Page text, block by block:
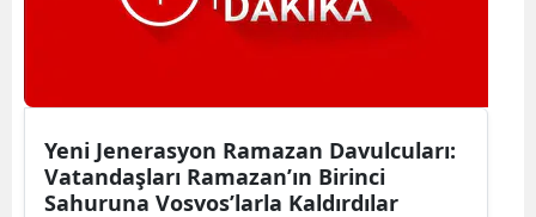
Nevşehir
Ordu
Rize
Sakarya
Yeni Jenerasyon Ramazan Davulcuları:
Vatandaşları Ramazan’ın Birinci
Sahuruna Vosvos’larla Kaldırdılar